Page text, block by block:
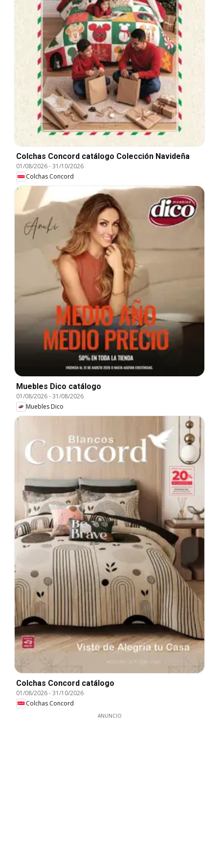
Colchas Concord catálogo Colección Navideña
01/08/2026-31/10/2026
Colchas Concord
Muebles Dico catálogo
01/08/2026-31/08/2026
Muebles Dico
Colchas Concord catálogo
01/08/2026-31/10/2026
Colchas Concord
ANUNCIO